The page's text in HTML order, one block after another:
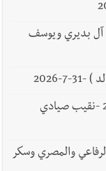
بدرية يوسف بديري -الدفن 1-8-2026 - آل بديري ويوسف
2026
وفاة الحاج مصطفى محمود بوجي -31-7-2026 -نقيب صيادي
نور الدين الرفاعي 30-7-2026 آل الرفاعي والمصري وسكر